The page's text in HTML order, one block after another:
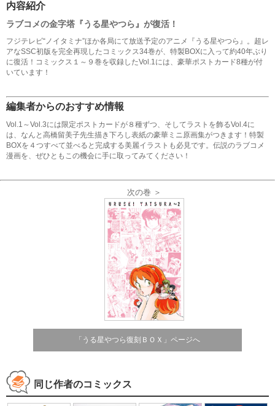
内容紹介
ラブコメの金字塔『うる星やつら』が復活！
フジテレビ“ノイタミナ”ほか各局にて放送予定のアニメ『うる星やつら』。超レ
アなSSC初版を完全再現したコミックス34巻が、特製BOXに入って約40年ぶり
に復活！コミックス１～９巻を収録したVol.1には、豪華ポストカード8種が付
いています！
編集者からのおすすめ情報
Vol.1～Vol.3には限定ポストカードが８種ずつ、そしてラストを飾るVol.4に
は、なんと高橋留美子先生描き下ろし表紙の豪華ミニ原画集がつきます！特製
BOXを４つすべて並べると完成する美麗イラストも必見です。伝説のラブコメ
漫画を、ぜひともこの機会に手に取ってみてください！
次の巻 ＞
「うる星やつら復刻ＢＯＸ」ページへ
同じ作者のコミックス